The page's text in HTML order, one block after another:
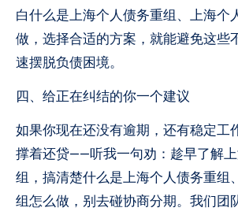
白什么是上海个人债务重组、上海个
做，选择合适的方案，就能避免这些
速摆脱负债困境。
四、给正在纠结的你一个建议
如果你现在还没有逾期，还有稳定工
撑着还贷——听我一句劝：趁早了解
组，搞清楚什么是上海个人债务重组
组怎么做，别去碰协商分期。我们团